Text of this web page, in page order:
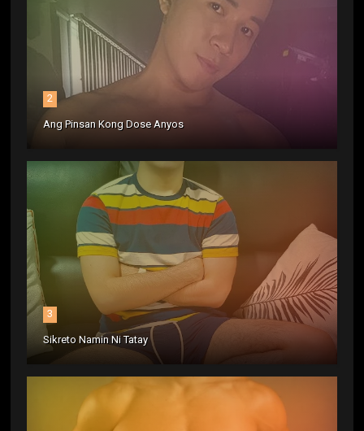
2
Ang Pinsan Kong Dose Anyos
3
Sikreto Namin Ni Tatay